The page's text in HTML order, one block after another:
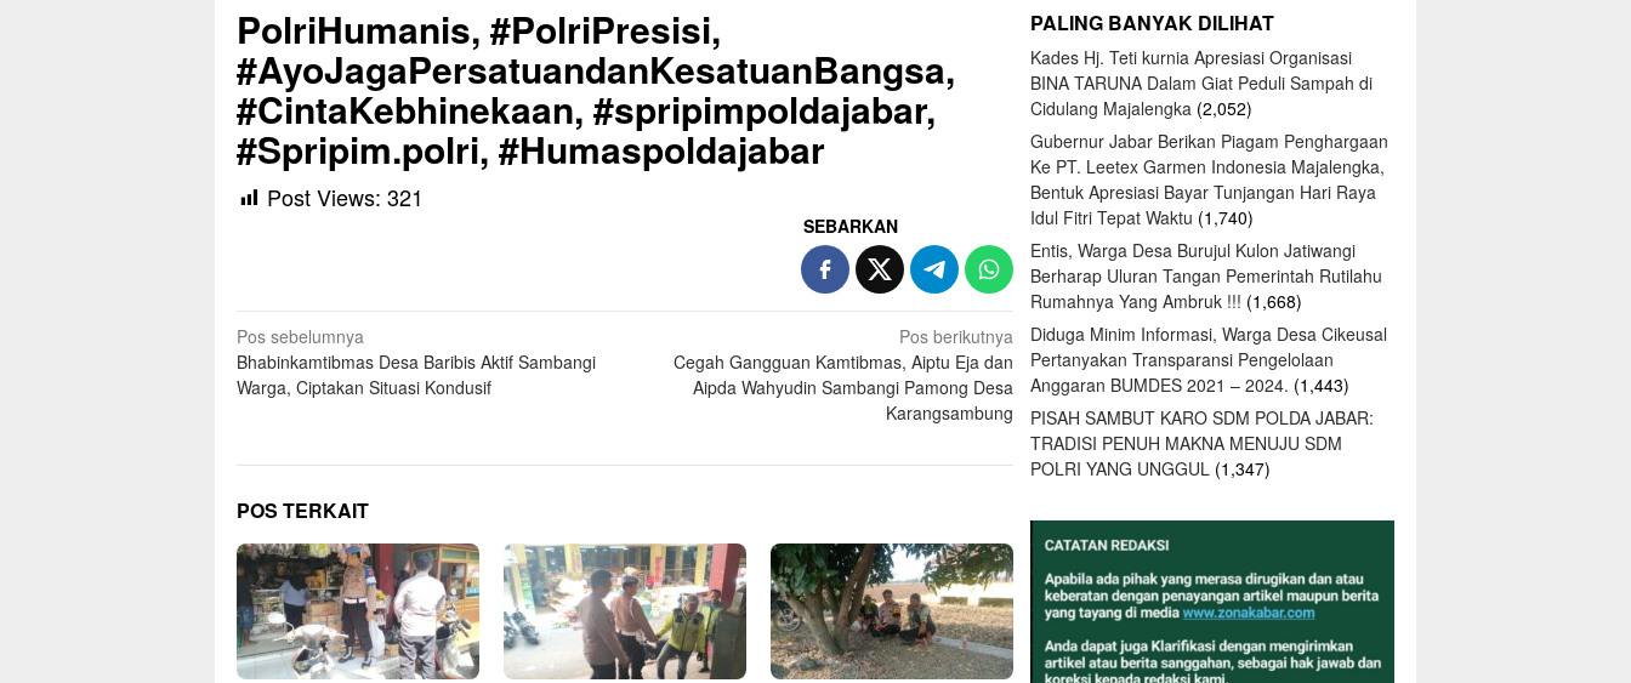
PolriHumanis, #PolriPresisi,
#AyoJagaPersatuandanKesatuanBangsa,
#CintaKebhinekaan, #spripimpoldajabar,
#Spripim.polri, #Humaspoldajabar
Post Views: 321
SEBARKAN
Navigasi
pos
Pos sebelumnya
Bhabinkamtibmas Desa Baribis Aktif Sambangi
Warga, Ciptakan Situasi Kondusif
Pos berikutnya
Cegah Gangguan Kamtibmas, Aiptu Eja dan
Aipda Wahyudin Sambangi Pamong Desa
Karangsambung
POS TERKAIT
PALING BANYAK DILIHAT
Kades Hj. Teti kurnia Apresiasi Organisasi
BINA TARUNA Dalam Giat Peduli Sampah di
Cidulang Majalengka (2,052)
Gubernur Jabar Berikan Piagam Penghargaan
Ke PT. Leetex Garmen Indonesia Majalengka,
Bentuk Apresiasi Bayar Tunjangan Hari Raya
Idul Fitri Tepat Waktu (1,740)
Entis, Warga Desa Burujul Kulon Jatiwangi
Berharap Uluran Tangan Pemerintah Rutilahu
Rumahnya Yang Ambruk !!! (1,668)
Diduga Minim Informasi, Warga Desa Cikeusal
Pertanyakan Transparansi Pengelolaan
Anggaran BUMDES 2021 – 2024. (1,443)
PISAH SAMBUT KARO SDM POLDA JABAR:
TRADISI PENUH MAKNA MENUJU SDM
POLRI YANG UNGGUL (1,347)